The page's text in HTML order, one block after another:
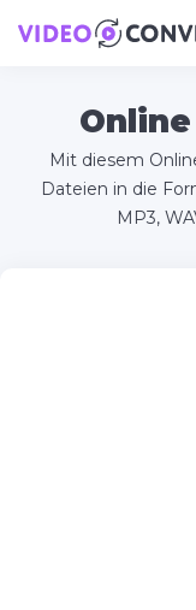
Mit diesem
Dateien in die
MP3,